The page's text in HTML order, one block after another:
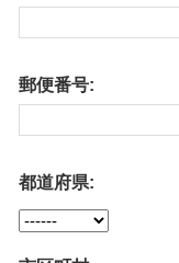
郵便番号:
都道府県: